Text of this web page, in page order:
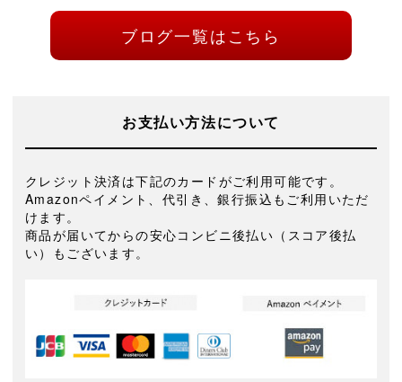
ブログ一覧はこちら
お支払い方法について
クレジット決済は下記のカードがご利用可能です。
Amazonペイメント、代引き、銀行振込もご利用いただ
けます。
商品が届いてからの安心コンビニ後払い（スコア後払
い）もございます。